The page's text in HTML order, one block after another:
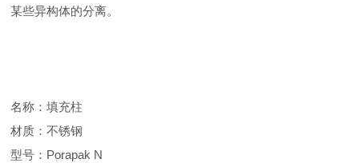
某些异构体的分离。
名称：填充柱
材质：不锈钢
型号：Porapak N